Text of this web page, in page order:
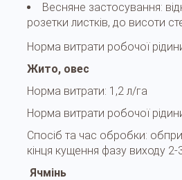
Весняне застосування:
розетки листків, до висоти
Норма витрати робочої
Жито, овес
Норма витрати: 1,2 л/га
Норма витрати робочої
Спосіб та час обробки:
кінця кущення фазу виходу 2-
Ячмінь